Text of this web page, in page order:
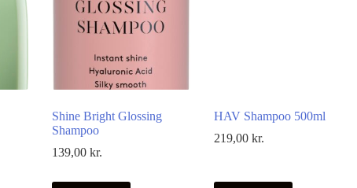
Shine Bright Glossing
Shampoo
139,00kr.
HAV Shampoo 500ml
219,00kr.